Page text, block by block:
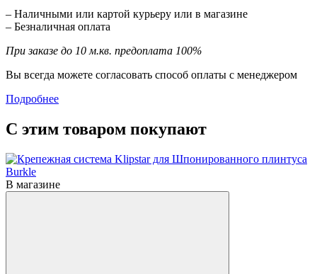
– Наличными или картой курьеру или в магазине
– Безналичная оплата
При заказе до 10 м.кв. предоплата 100%
Вы всегда можете согласовать способ оплаты с менеджером
Подробнее
С этим товаром покупают
В магазине